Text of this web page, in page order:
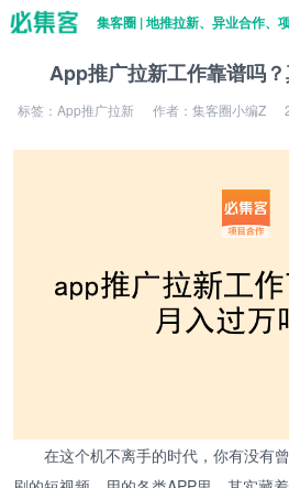
集客圈 | 地推拉新、异业合作、
App推广拉新工作靠谱吗
标签：App推广拉新 作者：集客圈小编Z
在这个机不离手的时代，你有没有